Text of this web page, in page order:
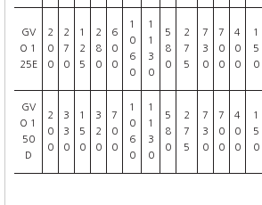
GV
O 1
25E
2
0
0
2
7
0
1
2
5
2
8
0
6
0
0
1
0
6
0
1
1
3
0
5
8
0
2
7
5
7
3
0
7
0
0
4
0
0
1
5
0
GV
O 1
50
D
2
0
0
3
3
0
1
5
0
3
2
0
7
0
0
1
0
6
0
1
1
3
0
5
8
0
2
7
5
7
3
0
7
0
0
4
0
0
1
5
0